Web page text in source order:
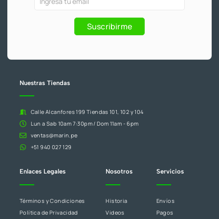
-
Promociones
blanco.
Suscribirme
Nuestras Tiendas
Calle Alcanfores 199 Tiendas 101, 102 y 104
Lun a Sab 10am 7:30pm / Dom 11am - 6pm
ventas@marin.pe
+51 940 027 129
Enlaces Legales
Términos y Condiciones
Política de Privacidad
Nosotros
Historia
Videos
Servicios
Envíos
Pagos